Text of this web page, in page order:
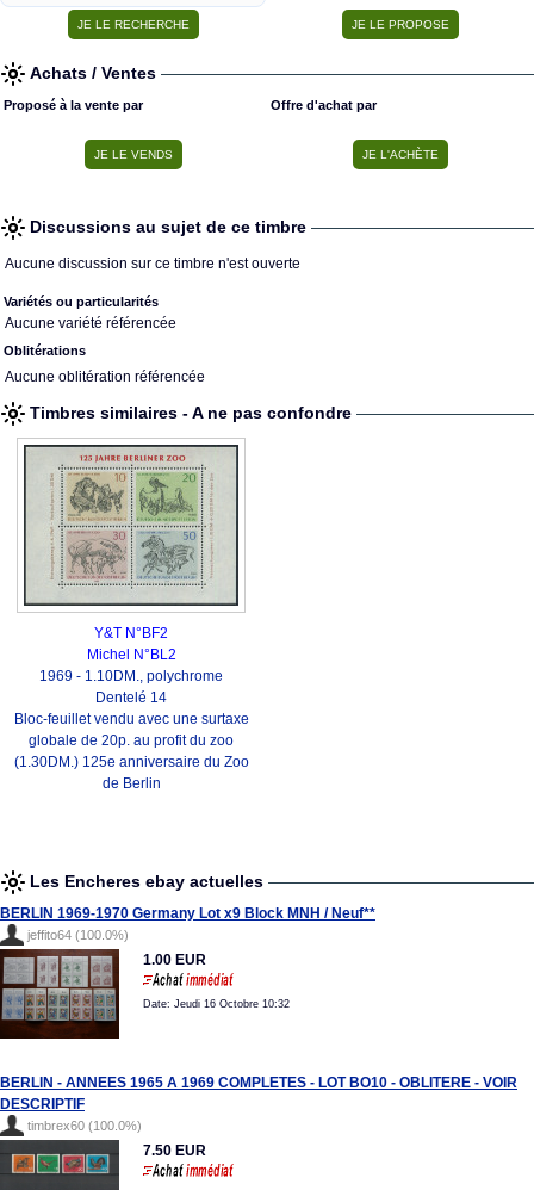
Achats / Ventes
Proposé à la vente par Offre d'achat par
Discussions au sujet de ce timbre
Aucune discussion sur ce timbre n'est ouverte
Variétés ou particularités
Aucune variété référencée
Oblitérations
Aucune oblitération référencée
Timbres similaires - A ne pas confondre
Y&T N°BF2
Michel N°BL2
1969 - 1.10DM., polychrome
Dentelé 14
Bloc-feuillet vendu avec une surtaxe
globale de 20p. au profit du zoo
(1.30DM.) 125e anniversaire du Zoo
de Berlin
Les Encheres ebay actuelles
BERLIN 1969-1970 Germany Lot x9 Block MNH / Neuf**
jeffito64 (100.0%)
1.00 EUR
Date: Jeudi 16 Octobre 10:32
BERLIN - ANNEES 1965 A 1969 COMPLETES - LOT BO10 - OBLITERE - VOIR
DESCRIPTIF
timbrex60 (100.0%)
7.50 EUR